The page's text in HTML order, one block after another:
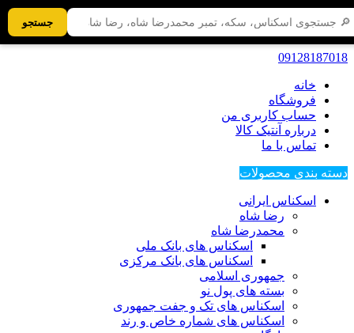
09128187018
خانه
فروشگاه
حساب کاربری من
درباره آنتیک کالا
تماس با ما
دسته بندی محصولات
اسکناس ایرانی
رضا شاه
محمدرضا شاه
اسکناس های بانک ملی
اسکناس های بانک مرکزی
جمهوری اسلامی
بسته های پول نو
اسکناس های تک و جفت جمهوری
اسکناس های شماره خاص و رند
جستجو